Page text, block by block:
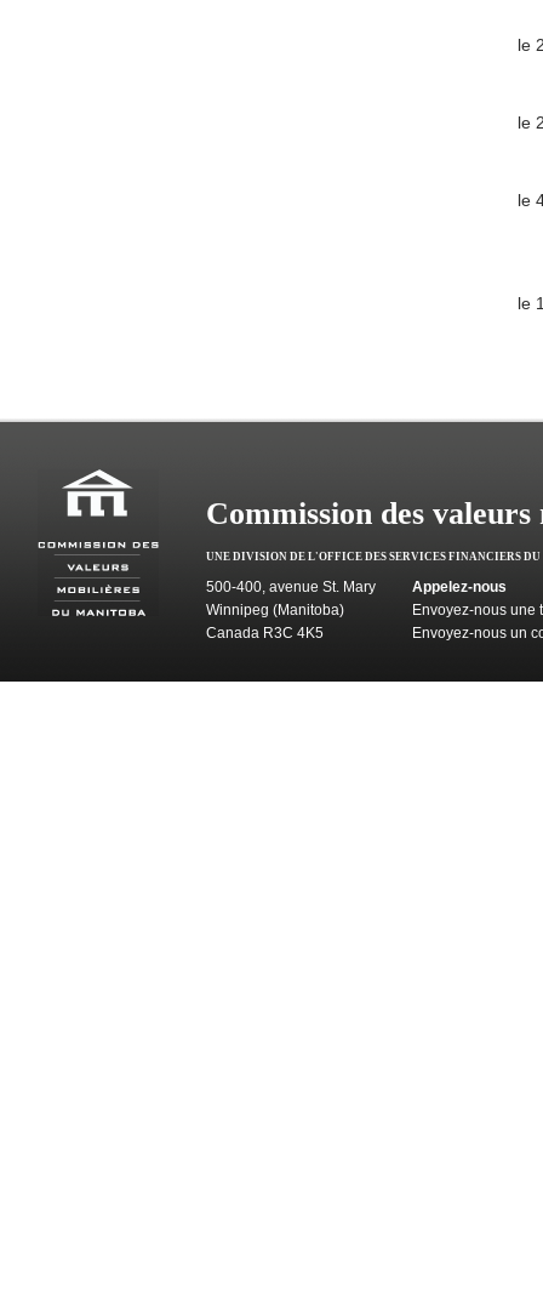
le
le
le
le
Commission des
UNE DIVISION DE L'OFFICE DES SERVICES FINANCIERS
500-400, avenue St. Mary
Winnipeg (Manitoba)
Canada R3C 4K5
Appelez-nous
Envoyez-nous une
Envoyez-nous un